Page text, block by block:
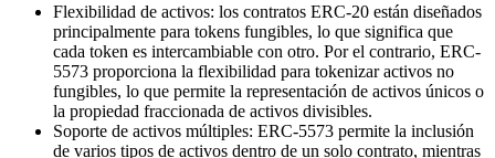
Flexibilidad de activos: los contratos ERC-20 están diseñados
principalmente para tokens fungibles, lo que significa que
cada token es intercambiable con otro. Por el contrario, ERC-
5573 proporciona la flexibilidad para tokenizar activos no
fungibles, lo que permite la representación de activos únicos o
la propiedad fraccionada de activos divisibles.
Soporte de activos múltiples: ERC-5573 permite la inclusión
de varios tipos de activos dentro de un solo contrato, mientras